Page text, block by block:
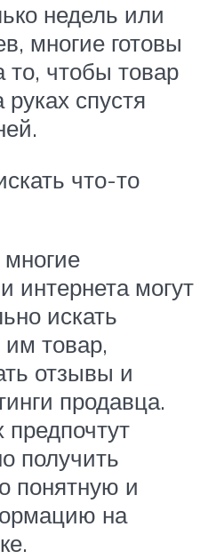
недель или
многие готовы
то, чтобы товар
спустя
что-то
интернета могут
искать
товар,
отзывы и
продавца.
предпочтут
получить
понятную и
на